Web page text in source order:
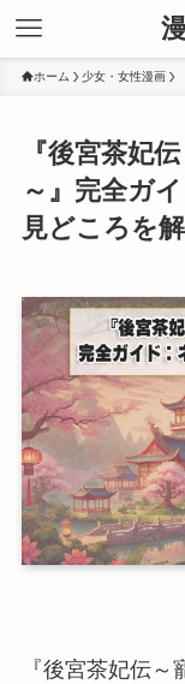
ホーム 少女・女性漫画
『後宮茶妃
～』完全ガ
見どころを
『後宮茶妃伝～